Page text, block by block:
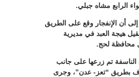
الرابع مشاه جبلي.
أن الإنفجار وقع على الطريق
هيجة العبد في مديرية
محافظة لحج.
الناسفة تم زرعها على جانب
بطريق “تعز- عدن”، وجرى